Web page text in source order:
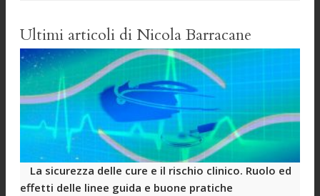
Ultimi articoli di Nicola Barracane
La sicurezza delle cure e il rischio clinico. Ruolo ed
effetti delle linee guida e buone pratiche